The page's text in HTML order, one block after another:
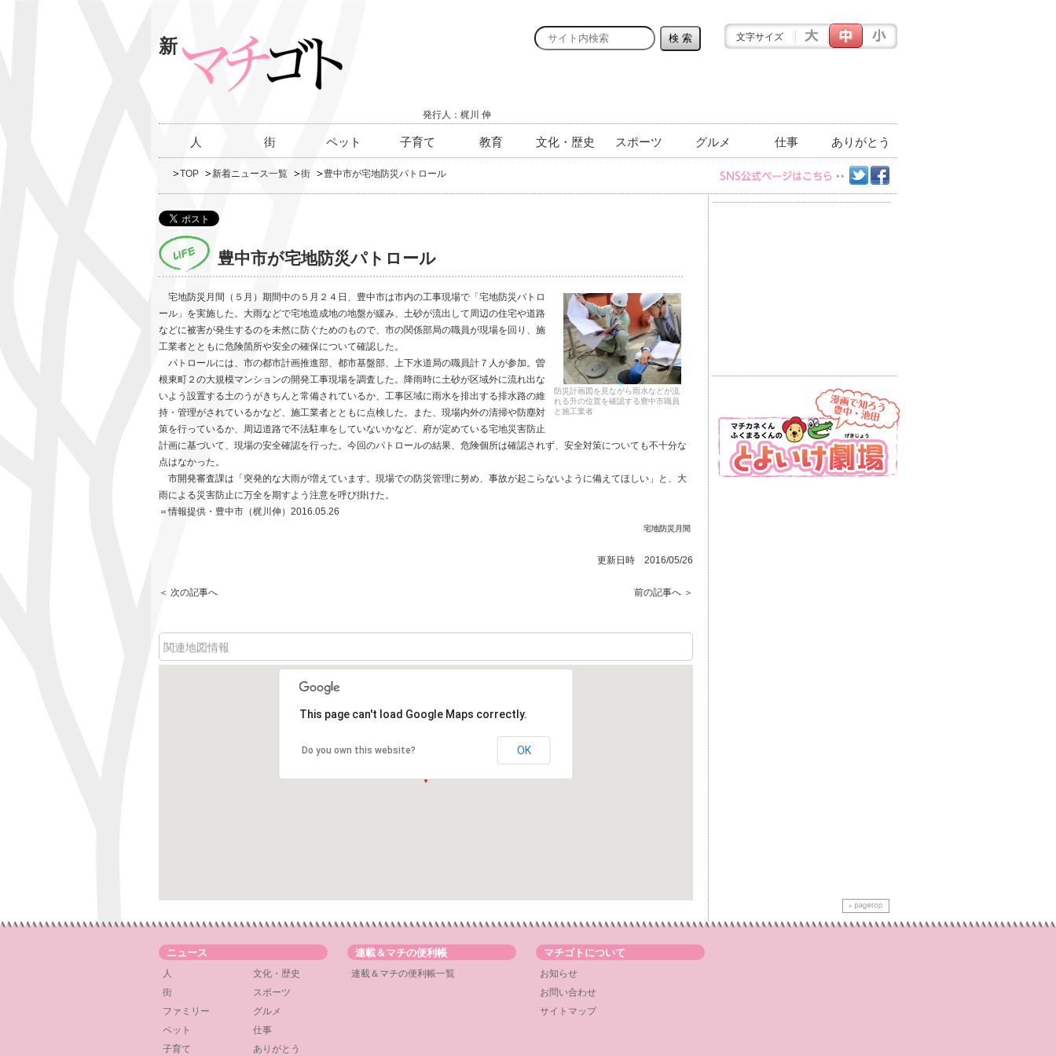
新
発行人：梶川 伸
文字サイズ
人 街 ペット 子育て 教育 文化・歴史 スポーツ グルメ 仕事 ありがとう
TOP 新着ニュース一覧 街 豊中市が宅地防災パトロール
豊中市が宅地防災パトロール
防災計画図を見ながら雨水などが流
れる升の位置を確認する豊中市職員
と施工業者
宅地防災月間（５月）期間中の５月２４日、豊中市は市内の工事現場で「宅地防災パトロ
ール」を実施した。大雨などで宅地造成地の地盤が緩み、土砂が流出して周辺の住宅や道路
などに被害が発生するのを未然に防ぐためのもので、市の関係部局の職員が現場を回り、施
工業者とともに危険箇所や安全の確保について確認した。
パトロールには、市の都市計画推進部、都市基盤部、上下水道局の職員計７人が参加。曽
根東町２の大規模マンションの開発工事現場を調査した。降雨時に土砂が区域外に流れ出な
いよう設置する土のうがきちんと常備されているか、工事区域に雨水を排出する排水路の維
持・管理がされているかなど、施工業者とともに点検した。また、現場内外の清掃や防塵対
策を行っているか、周辺道路で不法駐車をしていないかなど、府が定めている宅地災害防止
計画に基づいて、現場の安全確認を行った。今回のパトロールの結果、危険個所は確認されず、安全対策についても不十分な
点はなかった。
市開発審査課は「突発的な大雨が増えています。現場での防災管理に努め、事故が起こらないように備えてほしい」と、大
雨による災害防止に万全を期すよう注意を呼び掛けた。
＝情報提供・豊中市（梶川伸）2016.05.26
宅地防災月間
更新日時 2016/05/26
前の記事へ ＞
＜ 次の記事へ
関連地図情報
This page can't load Google Maps correctly.
Do you own this website? OK
ニュース
人
文化・歴史
街
スポーツ
ファミリー
グルメ
ペット
仕事
子育て
ありがとう
連載＆マチの便利帳
連載＆マチの便利帳一覧
マチゴトについて
お知らせ
お問い合わせ
サイトマップ